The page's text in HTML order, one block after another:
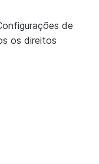
de
os direitos